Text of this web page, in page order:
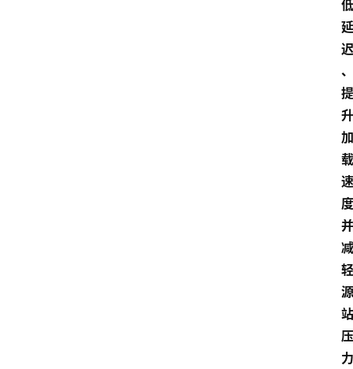
低
延
迟
、
提
升
加
载
速
度
并
减
轻
源
站
压
力